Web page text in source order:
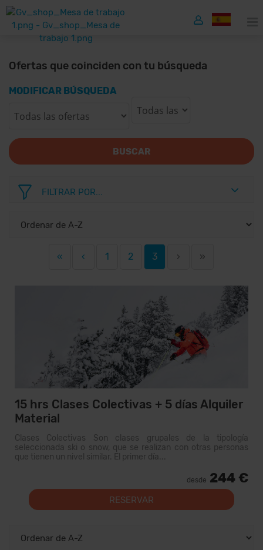
Ofertas que coinciden con tu búsqueda
MODIFICAR BÚSQUEDA
BUSCAR
FILTRAR POR...
« ‹ 1 2 3 › »
15 hrs Clases Colectivas + 5 días Alquiler
Material
Clases Colectivas Son clases grupales de la tipología
seleccionada ski o snow, que se realizan con otras personas
que tienen un nivel similar. El primer día...
desde 244 €
RESERVAR